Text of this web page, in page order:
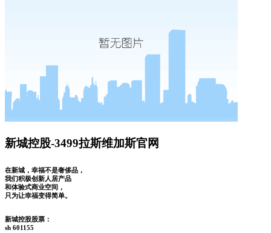
新城控股-3499拉斯维加斯官网
在新城，幸福不是奢侈品，
我们积极创新人居产品
和体验式商业空间，
只为让幸福变得简单。
新城控股股票：
sh 601155